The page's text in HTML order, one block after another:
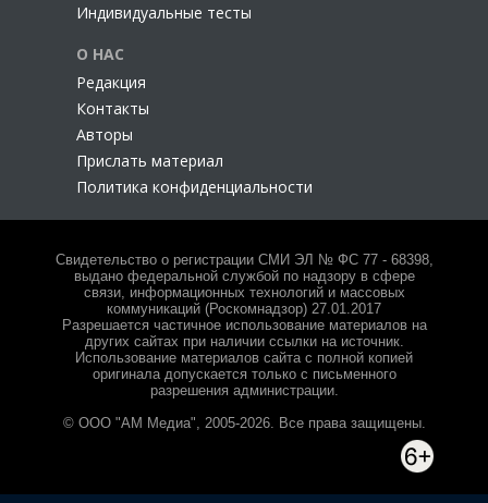
Индивидуальные тесты
О НАС
Редакция
Контакты
Авторы
Прислать материал
Политика конфиденциальности
Свидетельство о регистрации СМИ ЭЛ № ФС 77 - 68398,
выдано федеральной службой по надзору в сфере
связи, информационных технологий и массовых
коммуникаций (Роскомнадзор) 27.01.2017
Разрешается частичное использование материалов на
других сайтах при наличии ссылки на источник.
Использование материалов сайта с полной копией
оригинала допускается только с письменного
разрешения администрации.
© ООО "АМ Медиа", 2005-2026. Все права защищены.